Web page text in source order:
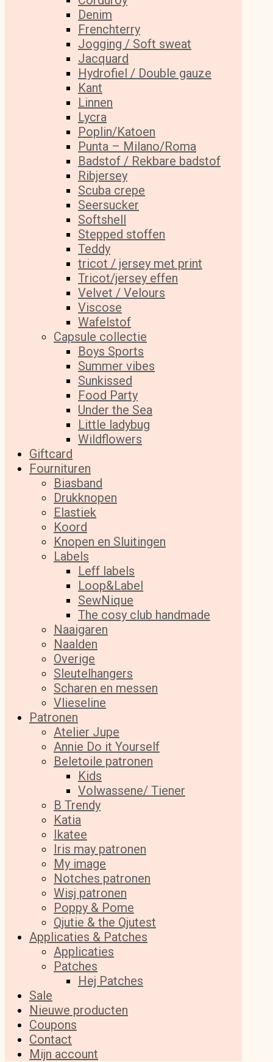
Denim
Frenchterry
Jogging / Soft sweat
Jacquard
Hydrofiel / Double gauze
Kant
Linnen
Lycra
Poplin/Katoen
Punta – Milano/Roma
Badstof / Rekbare badstof
Ribjersey
Scuba crepe
Seersucker
Softshell
Stepped stoffen
Teddy
tricot / jersey met print
Tricot/jersey effen
Velvet / Velours
Viscose
Wafelstof
Capsule collectie
Boys Sports
Summer vibes
Sunkissed
Food Party
Under the Sea
Little ladybug
Wildflowers
Giftcard
Fournituren
Biasband
Drukknopen
Elastiek
Koord
Knopen en Sluitingen
Labels
Leff labels
Loop&Label
SewNique
The cosy club handmade
Naaigaren
Naalden
Overige
Sleutelhangers
Scharen en messen
Vlieseline
Patronen
Atelier Jupe
Annie Do it Yourself
Beletoile patronen
Kids
Volwassene/ Tiener
B Trendy
Katia
Ikatee
Iris may patronen
My image
Notches patronen
Wisj patronen
Poppy & Pome
Qjutie & the Qjutest
Applicaties & Patches
Applicaties
Patches
Hej Patches
Sale
Nieuwe producten
Coupons
Contact
Mijn account